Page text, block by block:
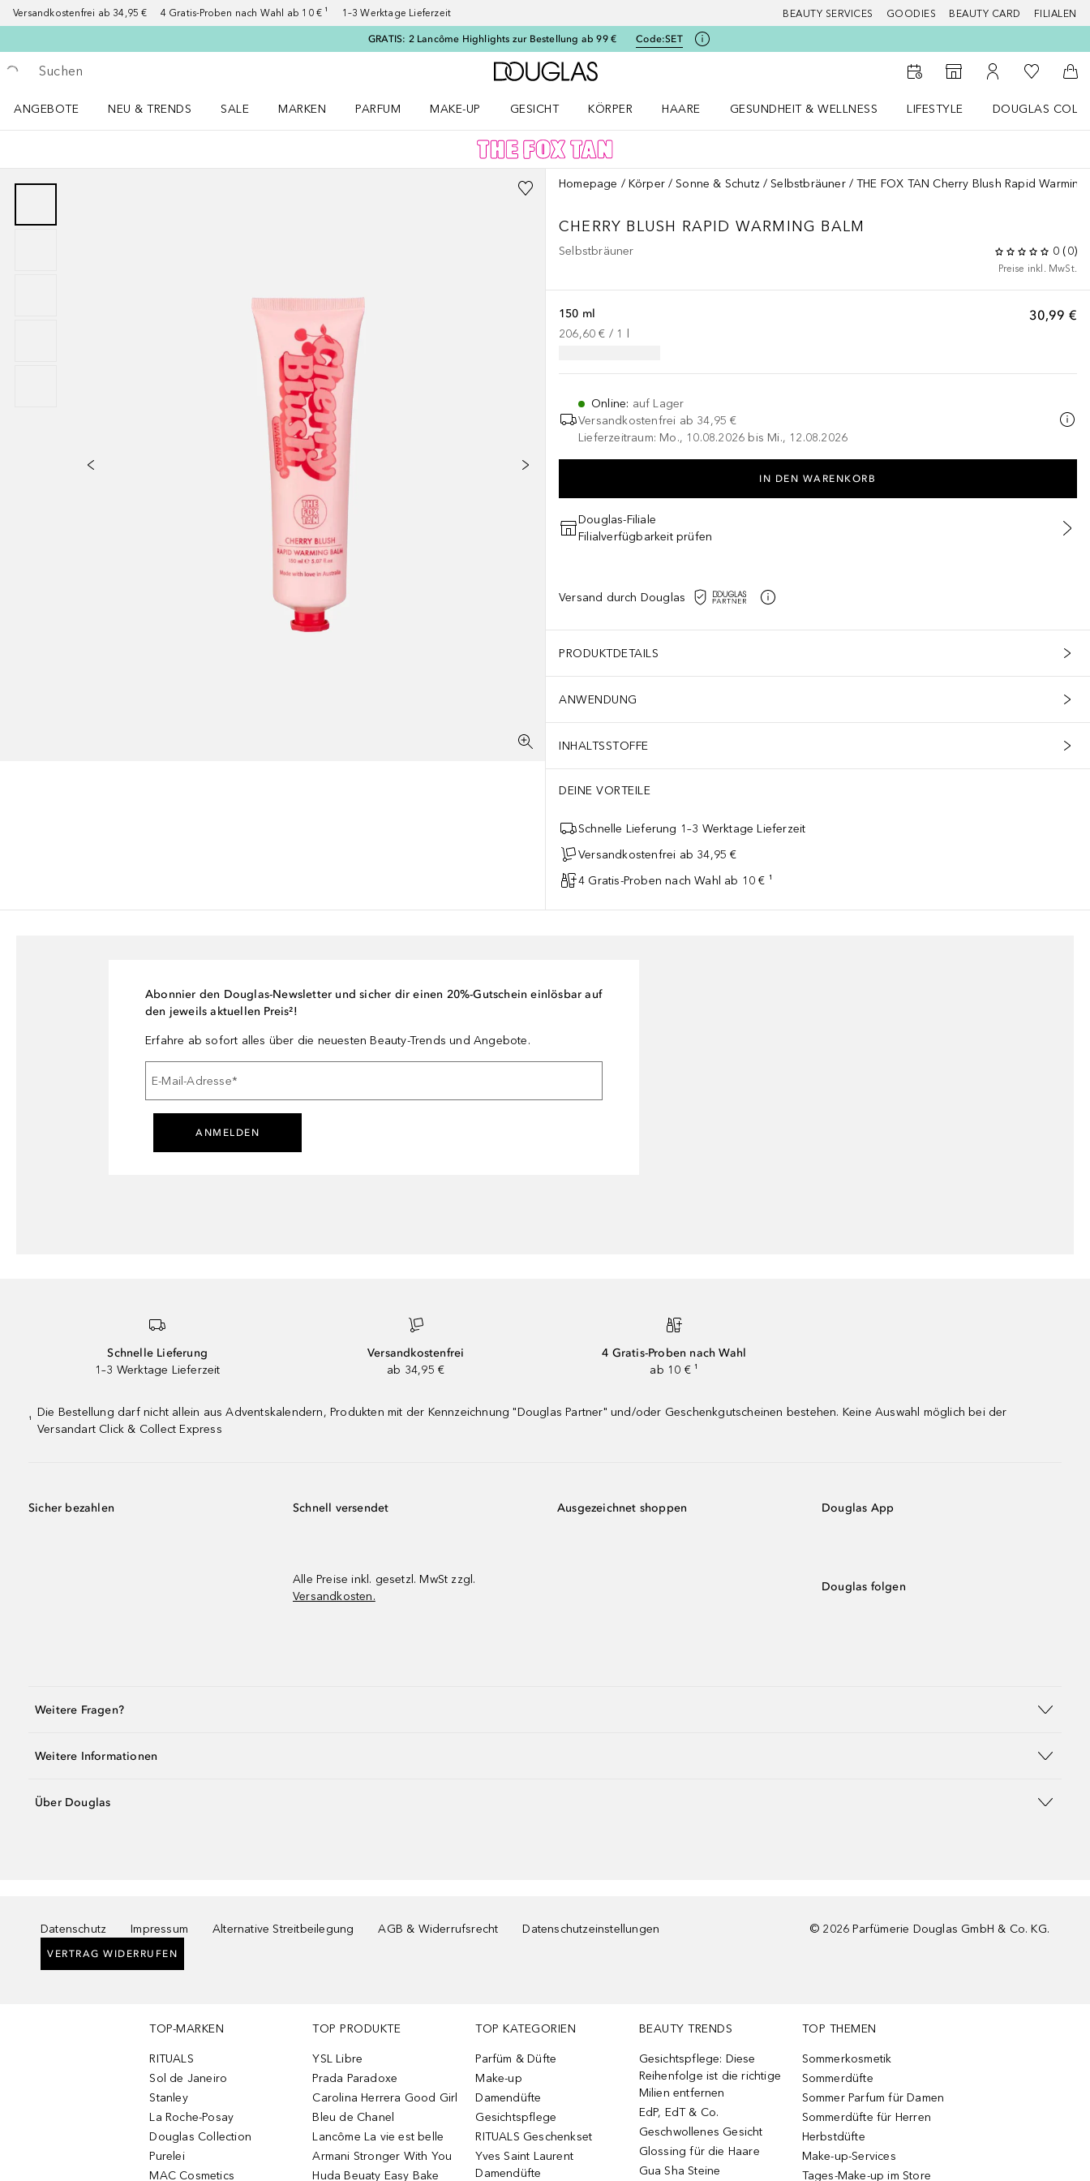
Versandkostenfrei ab 34,95 € 4 Gratis-Proben nach Wahl ab 10 € ¹ 1–3 Werktage Lieferzeit BEAUTY SERVICES GOODIES BEAUTY CARD FILIALEN
GRATIS: 2 Lancôme Highlights zur Bestellung ab 99 € Code:SET
Gehe zurück
Suche ausführen
Zur Douglas Startseite
Zum Storefinder
Zu Meinem
Zu Meiner
ANGEBOTE
NEU & TRENDS
SALE
MARKEN
PARFUM
MAKE-UP
GESICHT
KÖRPER
HAARE
GESUNDHEIT & WELLNESS
LIFESTYLE
DOUGLAS
Homepage Körper Sonne & Schutz Selbstbräuner THE FOX TAN Cherry Blush Rapid Warming
CHERRY BLUSH RAPID WARMING BALM
Selbstbräuner 0 (0)
Preise inkl. MwSt.
30,99 €
150 ml
206,60 € / 1
Online: auf Lager
Versandkostenfrei ab 34,95 €
Lieferzeitraum: Mo., 10.08.2026 bis Mi., 12.08.2026
IN DEN WARENKORB
Douglas-Filiale
Filialverfügbarkeit prüfen
Versand durch Douglas
PRODUKTDETAILS
ANWENDUNG
INHALTSSTOFFE
DEINE VORTEILE
Schnelle Lieferung 1–3 Werktage Lieferzeit
Versandkostenfrei ab 34,95 €
4 Gratis-Proben nach Wahl ab 10 € ¹
Abonnier den Douglas-Newsletter und sicher dir einen 20%-Gutschein einlösbar auf
den jeweils aktuellen Preis²!
Erfahre ab sofort alles über die neuesten Beauty-Trends und Angebote.
E-Mail-Adresse*
ANMELDEN
Schnelle Lieferung
1–3 Werktage Lieferzeit
Versandkostenfrei
ab 34,95 €
4 Gratis-Proben nach Wahl
ab 10 € ¹
¹
Die Bestellung darf nicht allein aus Adventskalendern, Produkten mit der Kennzeichnung "Douglas Partner" und/oder Geschenkgutscheinen bestehen. Keine Auswahl möglich bei der
Versandart Click & Collect Express
Sicher bezahlen Schnell versendet
Alle Preise inkl. gesetzl. MwSt zzgl.
Versandkosten.
Ausgezeichnet shoppen Douglas App
Douglas folgen
Weitere Fragen?
Weitere Informationen
Über Douglas
Datenschutz Impressum Alternative Streitbeilegung AGB & Widerrufsrecht Datenschutzeinstellungen
VERTRAG WIDERRUFEN
© 2026 Parfümerie Douglas GmbH & Co. KG.
TOP-MARKEN
RITUALS
Sol de Janeiro
Stanley
La Roche-Posay
Douglas Collection
Purelei
MAC Cosmetics
TOP PRODUKTE
YSL Libre
Prada Paradoxe
Carolina Herrera Good Girl
Bleu de Chanel
Lancôme La vie est belle
Armani Stronger With You
Huda Beuaty Easy Bake
TOP KATEGORIEN
Parfüm & Düfte
Make-up
Damendüfte
Gesichtspflege
RITUALS Geschenkset
Yves Saint Laurent
Damendüfte
BEAUTY TRENDS
Gesichtspflege: Diese
Reihenfolge ist die richtige
Milien entfernen
EdP, EdT & Co.
Geschwollenes Gesicht
Glossing für die Haare
Gua Sha Steine
TOP THEMEN
Sommerkosmetik
Sommerdüfte
Sommer Parfum für Damen
Sommerdüfte für Herren
Herbstdüfte
Make-up-Services
Tages-Make-up im Store